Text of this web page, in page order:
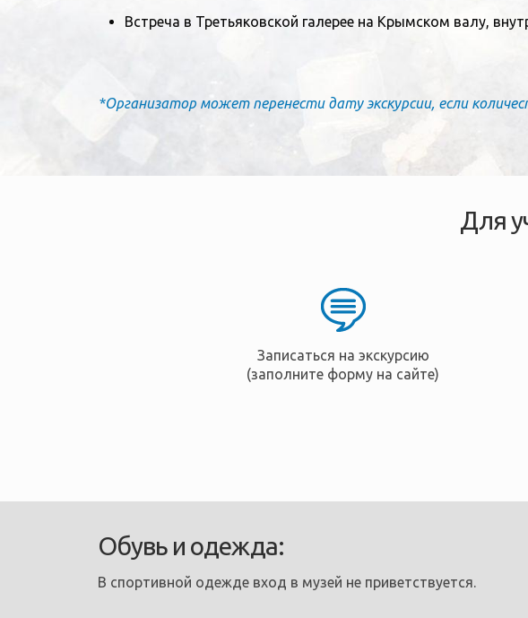
Встреча в Третьяковской галерее на Крымском валу,
*Организатор может перенести дату экскурсии, если
Для
Записаться на экскурсию
(заполните форму на сайте)
Обувь и одежда:
В спортивной одежде вход в музей не приветствуется.